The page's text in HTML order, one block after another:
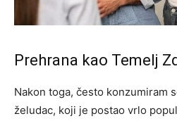
Prehrana kao Temelj
Nakon toga, često konzumiram
želudac, koji je postao vrlo